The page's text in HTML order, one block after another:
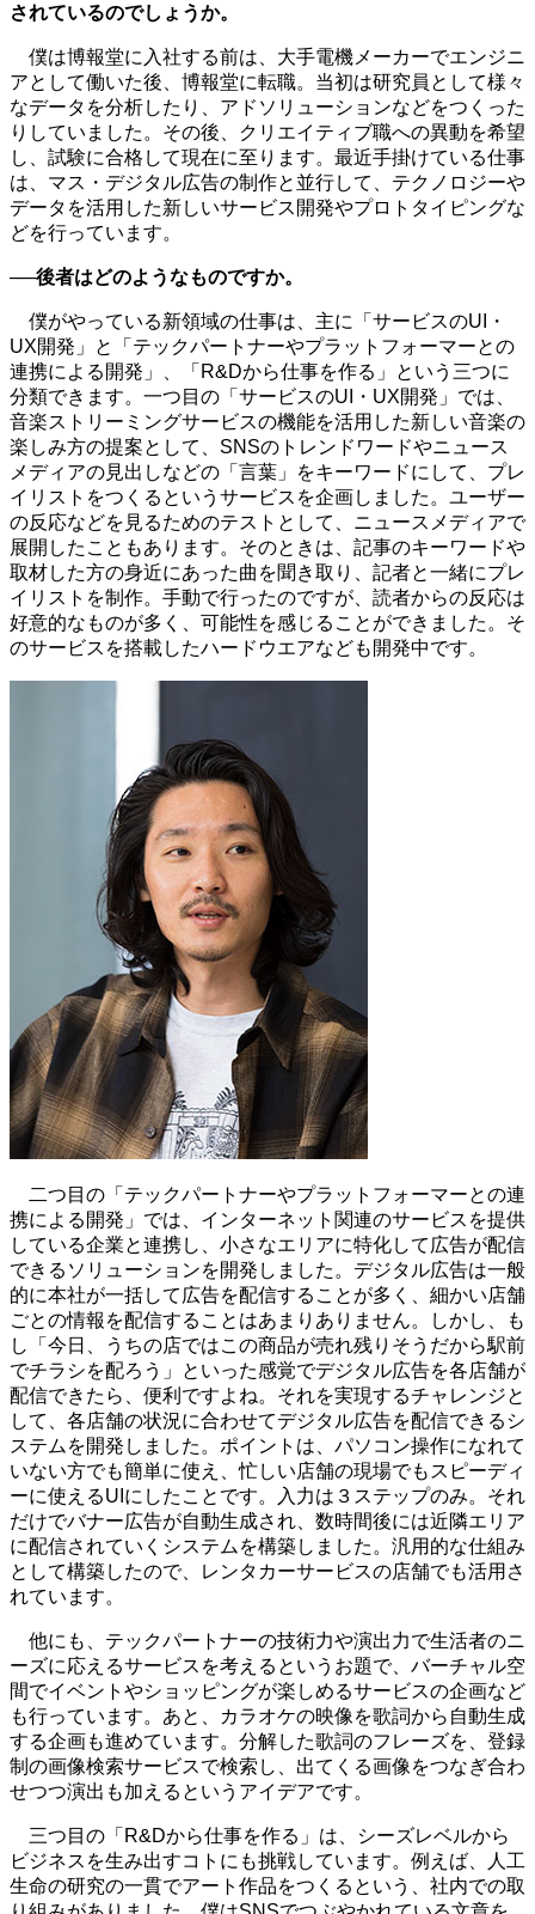
されているのでしょうか。
僕は博報堂に入社する前は、大手電機メーカーでエンジニ
アとして働いた後、博報堂に転職。当初は研究員として様々
なデータを分析したり、アドソリューションなどをつくった
りしていました。その後、クリエイティブ職への異動を希望
し、試験に合格して現在に至ります。最近手掛けている仕事
は、マス・デジタル広告の制作と並行して、テクノロジーや
データを活用した新しいサービス開発やプロトタイピングな
どを行っています。
──後者はどのようなものですか。
僕がやっている新領域の仕事は、主に「サービスのUI・
UX開発」と「テックパートナーやプラットフォーマーとの
連携による開発」、「R&Dから仕事を作る」という三つに
分類できます。一つ目の「サービスのUI・UX開発」では、
音楽ストリーミングサービスの機能を活用した新しい音楽の
楽しみ方の提案として、SNSのトレンドワードやニュース
メディアの見出しなどの「言葉」をキーワードにして、プレ
イリストをつくるというサービスを企画しました。ユーザー
の反応などを見るためのテストとして、ニュースメディアで
展開したこともあります。そのときは、記事のキーワードや
取材した方の身近にあった曲を聞き取り、記者と一緒にプレ
イリストを制作。手動で行ったのですが、読者からの反応は
好意的なものが多く、可能性を感じることができました。そ
のサービスを搭載したハードウエアなども開発中です。
二つ目の「テックパートナーやプラットフォーマーとの連
携による開発」では、インターネット関連のサービスを提供
している企業と連携し、小さなエリアに特化して広告が配信
できるソリューションを開発しました。デジタル広告は一般
的に本社が一括して広告を配信することが多く、細かい店舗
ごとの情報を配信することはあまりありません。しかし、も
し「今日、うちの店ではこの商品が売れ残りそうだから駅前
でチラシを配ろう」といった感覚でデジタル広告を各店舗が
配信できたら、便利ですよね。それを実現するチャレンジと
して、各店舗の状況に合わせてデジタル広告を配信できるシ
ステムを開発しました。ポイントは、パソコン操作になれて
いない方でも簡単に使え、忙しい店舗の現場でもスピーディ
ーに使えるUIにしたことです。入力は３ステップのみ。それ
だけでバナー広告が自動生成され、数時間後には近隣エリア
に配信されていくシステムを構築しました。汎用的な仕組み
として構築したので、レンタカーサービスの店舗でも活用さ
れています。
他にも、テックパートナーの技術力や演出力で生活者のニ
ーズに応えるサービスを考えるというお題で、バーチャル空
間でイベントやショッピングが楽しめるサービスの企画など
も行っています。あと、カラオケの映像を歌詞から自動生成
する企画も進めています。分解した歌詞のフレーズを、登録
制の画像検索サービスで検索し、出てくる画像をつなぎ合わ
せつつ演出も加えるというアイデアです。
三つ目の「R&Dから仕事を作る」は、シーズレベルから
ビジネスを生み出すコトにも挑戦しています。例えば、人工
生命の研究の一貫でアート作品をつくるという、社内での取